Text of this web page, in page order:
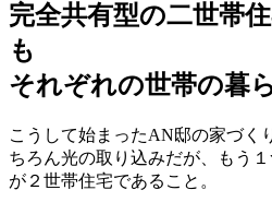
完全共有型の二世帯
も
それぞれの世帯の暮
こうして始まったAN邸の家づく
ちろん光の取り込みだが、もう
が２世帯住宅であること。